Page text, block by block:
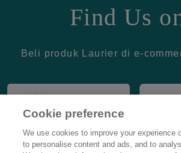
Find Us
Beli produk Laurier di e-
Cookie preference
We use cookies to improve your experience
to personalise content and ads, and to